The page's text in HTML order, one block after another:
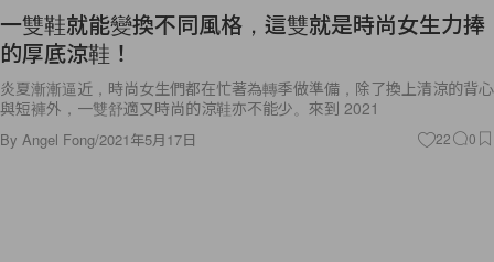
一雙鞋就能變換不同風格，這雙就是時尚女生力捧
的厚底涼鞋！
炎夏漸漸逼近，時尚女生們都在忙著為轉季做準備，除了換上清涼的背心
與短褲外，一雙舒適又時尚的涼鞋亦不能少。來到 2021
By Angel Fong/2021年5月17日 22 0